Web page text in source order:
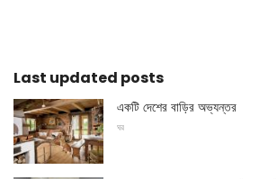
Last updated posts
একটি দেশের বাড়ির অভ্যন্তর
ঘর